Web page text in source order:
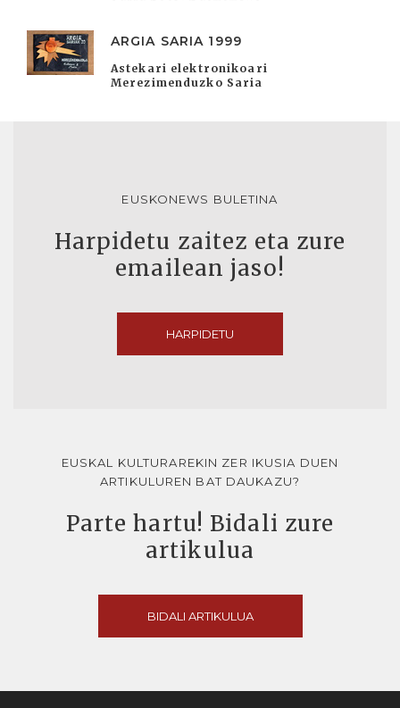
ARGIA SARIA 1999
Astekari elektronikoari
Merezimenduzko Saria
EUSKONEWS BULETINA
Harpidetu zaitez eta zure
emailean jaso!
HARPIDETU
EUSKAL KULTURAREKIN ZER IKUSIA DUEN
ARTIKULUREN BAT DAUKAZU?
Parte hartu! Bidali zure
artikulua
BIDALI ARTIKULUA